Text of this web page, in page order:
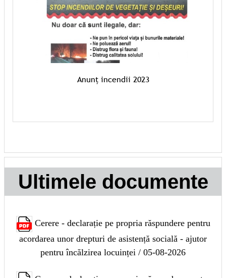
Anunț incendii 2023
Ultimele documente
Cerere - declarație pe propria răspundere pentru
acordarea unor drepturi de asistență socială - ajutor
pentru încălzirea locuinței / 05-08-2026